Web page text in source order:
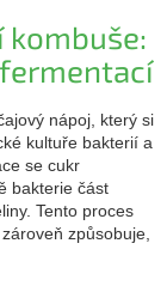
kombuše:
nápoj, který si
kultuře bakterií a
se cukr
bakterie část
Tento proces
způsobuje,